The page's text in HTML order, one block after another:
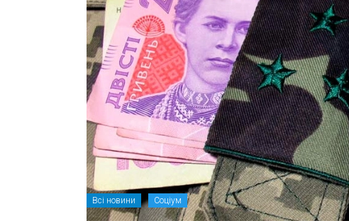
Всі новини Соціум